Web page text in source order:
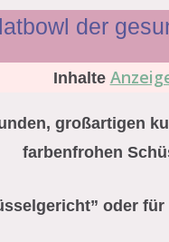
der
Inhalte
großartigen
farbenfrohen
oder